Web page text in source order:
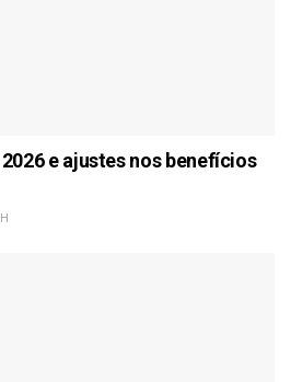
e ajustes nos benefícios